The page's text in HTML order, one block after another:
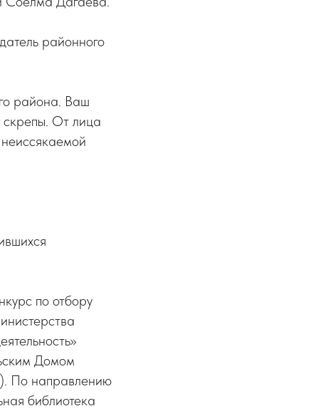
районного
района. Ваш
От лица
неиссякаемой
по отбору
Домом
По направлению
библиотека